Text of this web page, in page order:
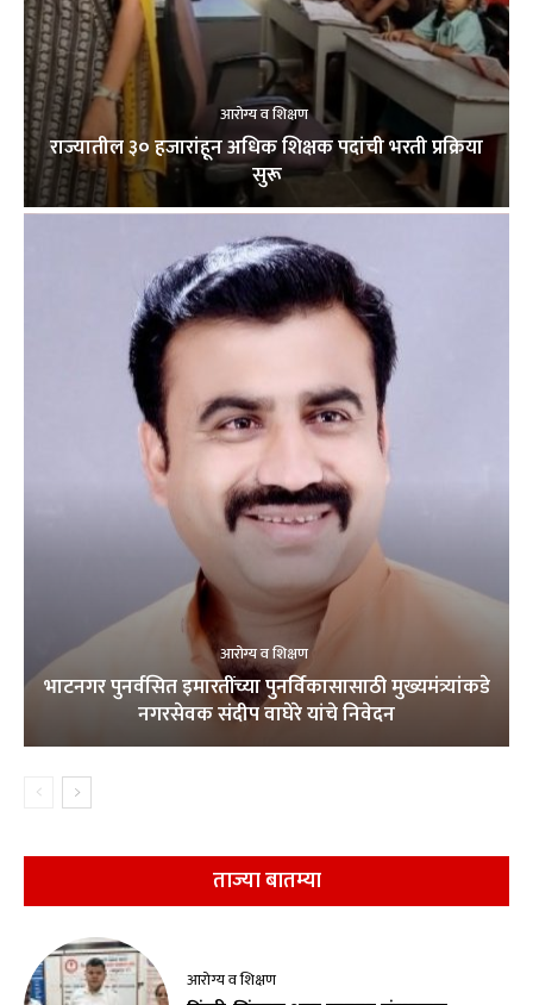
आरोग्य व शिक्षण
राज्यातील ३० हजारांहून अधिक शिक्षक पदांची भरती प्रक्रिया
सुरू
आरोग्य व शिक्षण
भाटनगर पुनर्वसित इमारतींच्या पुनर्विकासासाठी मुख्यमंत्र्यांकडे
नगरसेवक संदीप वाघेरे यांचे निवेदन
ताज्या बातम्या
आरोग्य व शिक्षण